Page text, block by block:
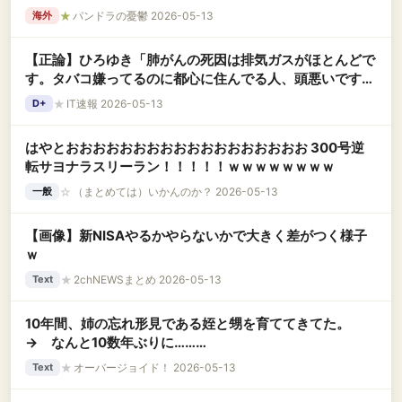
海外 ★ パンドラの憂鬱 2026-05-13
【正論】ひろゆき「肺がんの死因は排気ガスがほとんどで
す。タバコ嫌ってるのに都心に住んでる人、頭悪いです
よ」
D+ ★ IT速報 2026-05-13
はやとおおおおおおおおおおおおおおおおおお 300号逆
転サヨナラスリーラン！！！！！ｗｗｗｗｗｗｗｗ
一般 ☆ （まとめては）いかんのか？ 2026-05-13
【画像】新NISAやるかやらないかで大きく差がつく様子
ｗ
Text ★ 2chNEWSまとめ 2026-05-13
10年間、姉の忘れ形見である姪と甥を育ててきてた。
→ なんと10数年ぶりに………
Text ★ オーバージョイド！ 2026-05-13